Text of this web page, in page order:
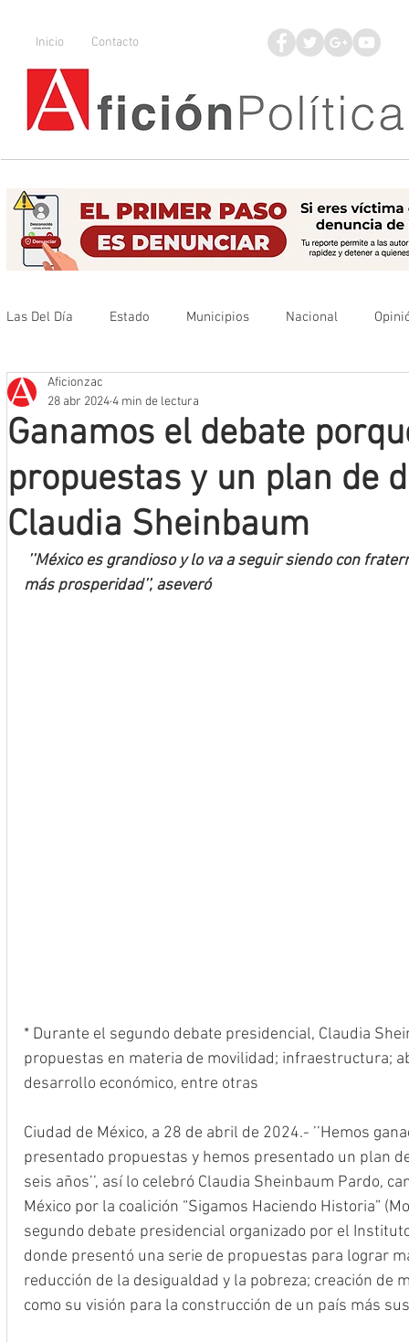
Inicio Contacto
Las Del Día Estado Municipios Nacional
Que no se olvide
Ganamos el debate
propuestas y un plan de
Claudia Sheinbaum
Aficionzac
28 abr 20244 min de lectura
más prosperidad’’, aseveró
* Durante el segundo debate presidencial, Claudia
propuestas en materia de movilidad; infraestructura;
desarrollo económico, entre otras
Ciudad de México, a 28 de abril de 2024.- ’’Hemos
presentado propuestas y hemos presentado un plan
seis años’’, así lo celebró Claudia Sheinbaum Pardo,
México por la coalición “Sigamos Haciendo Historia”
segundo debate presidencial organizado por el
donde presentó una serie de propuestas para lograr
reducción de la desigualdad y la pobreza; creación de
como su visión para la construcción de un país más